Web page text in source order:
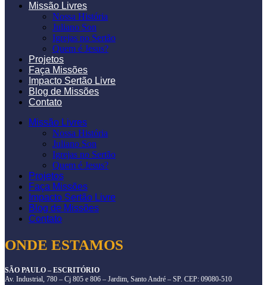
Missão Livres
Nossa História
Juliano Son
Igrejas no Sertão
Quem é Jesus?
Projetos
Faça Missões
Impacto Sertão Livre
Blog de Missões
Contato
Missão Livres
Nossa História
Juliano Son
Igrejas no Sertão
Quem é Jesus?
Projetos
Faça Missões
Impacto Sertão Livre
Blog de Missões
Contato
ONDE ESTAMOS
SÃO PAULO – ESCRITÓRIO
Av. Industrial, 780 – Cj 805 e 806 – Jardim, Santo André – SP. CEP: 09080-510